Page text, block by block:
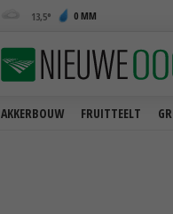
13,5 0 MM
AKKERBOUW FRUITTEELT